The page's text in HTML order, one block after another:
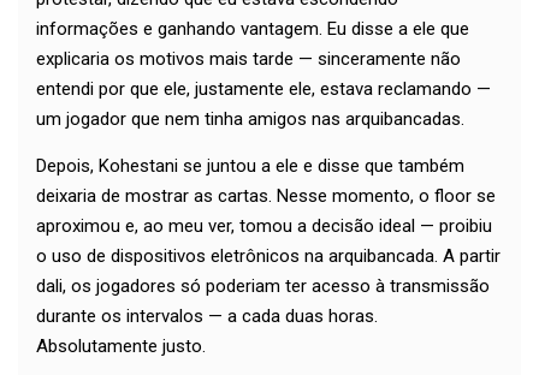
informações e ganhando vantagem. Eu disse a ele que
explicaria os motivos mais tarde — sinceramente não
entendi por que ele, justamente ele, estava reclamando —
um jogador que nem tinha amigos nas arquibancadas.
Depois, Kohestani se juntou a ele e disse que também
deixaria de mostrar as cartas. Nesse momento, o floor se
aproximou e, ao meu ver, tomou a decisão ideal — proibiu
o uso de dispositivos eletrônicos na arquibancada. A partir
dali, os jogadores só poderiam ter acesso à transmissão
durante os intervalos — a cada duas horas.
Absolutamente justo.